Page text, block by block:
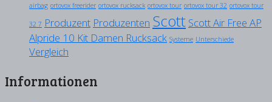
airbag ortovox freerider ortovox rucksack ortovox tour ortovox tour 32 ortovox tour
32 7 Produzent Produzenten Scott Scott Air Free AP
Alpride 10 Kit Damen Rucksack Systeme Unterschiede
Vergleich
Informationen